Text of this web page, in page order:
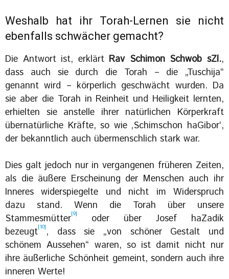
Weshalb hat ihr Torah-Lernen sie nicht
ebenfalls schwächer gemacht?
Die Antwort ist, erklärt Rav Schimon Schwob sZl.,
dass auch sie durch die Torah – die „Tuschija“
genannt wird – körperlich geschwächt wurden. Da
sie aber die Torah in Reinheit und Heiligkeit lernten,
erhielten sie anstelle ihrer natürlichen Körperkraft
übernatürliche Kräfte, so wie ‚Schimschon haGibor‘,
der bekanntlich auch übermenschlich stark war.
Dies galt jedoch nur in vergangenen früheren Zeiten,
als die äußere Erscheinung der Menschen auch ihr
Inneres widerspiegelte und nicht im Widerspruch
dazu stand. Wenn die Torah über unsere
Stammesmütter[9]
oder über Josef haZadik
bezeugt[10] , dass sie „von schöner Gestalt und
schönem Aussehen“ waren, so ist damit nicht nur
ihre äußerliche Schönheit gemeint, sondern auch ihre
inneren Werte!